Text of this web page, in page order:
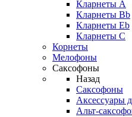
Кларнеты A
Кларнеты Bb
Кларнеты Eb
Кларнеты С
Корнеты
Мелофоны
Саксофоны
Назад
Саксофоны
Аксессуары
Альт-